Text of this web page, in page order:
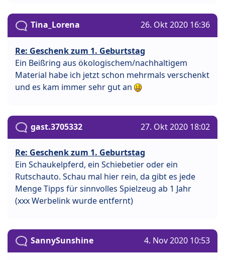
Tina_Lorena 26. Okt 2020 16:36
Re: Geschenk zum 1. Geburtstag
Ein Beißring aus ökologischem/nachhaltigem
Material habe ich jetzt schon mehrmals verschenkt
und es kam immer sehr gut an
gast.3705332 27. Okt 2020 18:02
Re: Geschenk zum 1. Geburtstag
Ein Schaukelpferd, ein Schiebetier oder ein
Rutschauto. Schau mal hier rein, da gibt es jede
Menge Tipps für sinnvolles Spielzeug ab 1 Jahr
(xxx Werbelink wurde entfernt)
SannySunshine 4. Nov 2020 10:53